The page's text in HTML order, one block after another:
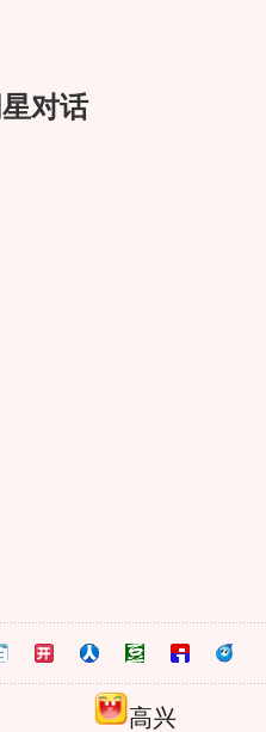
对话
高兴